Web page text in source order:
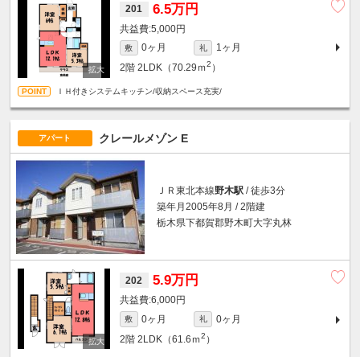
201 6.5万円
5,000円
敷 0ヶ月 礼
1ヶ月
2階 2LDK（70.29ｍ2 ）
ＩＨ付きシステムキッチン/収納スペース充実/
アパート クレールメゾン E
ＪＲ東北本線野木駅 / 徒歩3分
築年月2005年8月 / 2階建
栃木県下都賀郡野木町大字丸林
202 5.9万円
6,000円
敷 0ヶ月 礼
0ヶ月
2階 2LDK（61.6ｍ2 ）